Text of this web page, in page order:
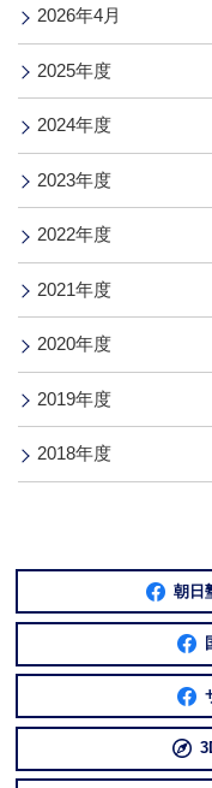
2026年4月
2025年度
2024年度
2023年度
2022年度
2021年度
2020年度
2019年度
2018年度
朝日